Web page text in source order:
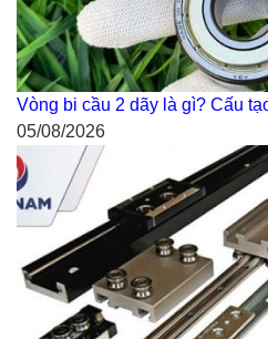
Vòng bi cầu 2 dãy là gì? Cấu
05/08/2026